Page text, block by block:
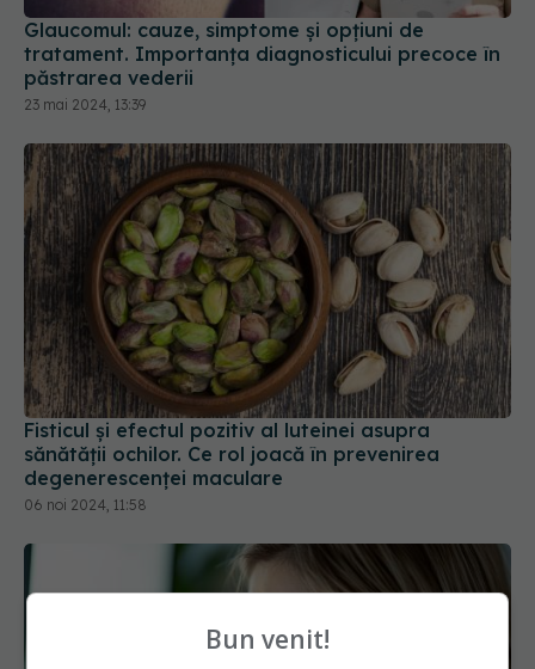
Glaucomul: cauze, simptome și opțiuni de
tratament. Importanța diagnosticului precoce în
păstrarea vederii
23 mai 2024, 13:39
Fisticul și efectul pozitiv al luteinei asupra
sănătății ochilor. Ce rol joacă în prevenirea
degenerescenței maculare
06 noi 2024, 11:58
Bun venit!